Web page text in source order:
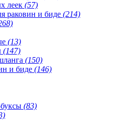
леек (57)
раковин и биде (214)
(13)
(147)
(150)
и биде (146)
(83)